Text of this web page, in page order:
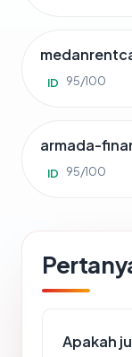
ID 95/100
armada-
ID 95/100
Apakah